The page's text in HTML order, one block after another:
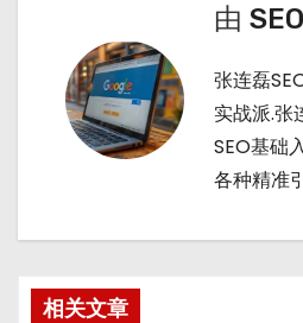
由
张连磊
实战派.张
SEO基础
各种精准
相关文章